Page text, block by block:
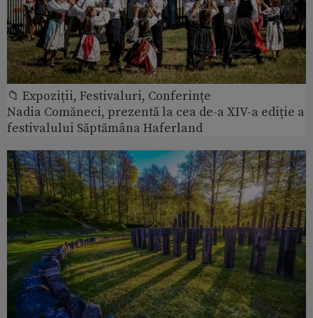
📁 Expoziţii, Festivaluri, Conferințe
Nadia Comăneci, prezentă la cea de-a XIV-a ediție a
festivalului Săptămâna Haferland